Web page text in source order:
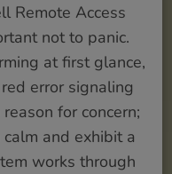
Remote Access
not to panic.
at first glance,
error signaling
for concern;
calm and exhibit a
works through